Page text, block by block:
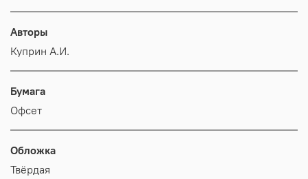
Авторы
Куприн А.И.
Бумага
Офсет
Обложка
Твёрдая